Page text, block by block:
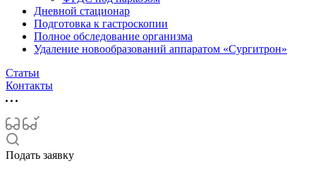
Дневной стационар
Подготовка к гастроскопии
Полное обследование организма
Удаление новообразований аппаратом «Сургитрон»‎
Статьи
Контакты
Подать заявку